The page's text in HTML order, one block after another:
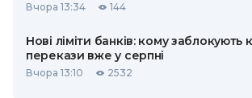
Вчора 13:34 144
Нові ліміти банків: кому заблокують
перекази вже у серпні
Вчора 13:10 2532